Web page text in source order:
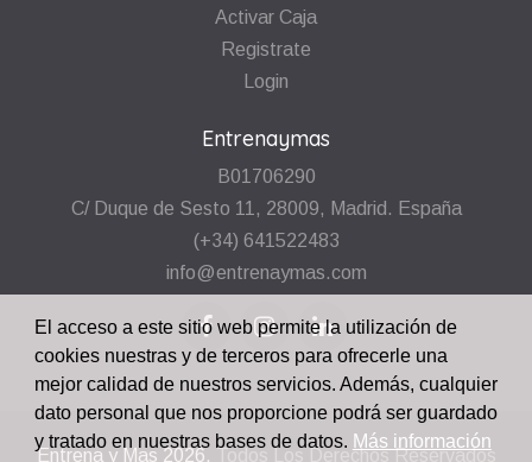
Activar Caja
Registrate
Login
Entrenaymas
B01706290
C/ Duque de Sesto 11, 28009, Madrid. España
(+34) 641522483
info@entrenaymas.com
Entrena y Mas 2026. Todos Los Derechos Reservados
El acceso a este sitio web permite la utilización de
cookies nuestras y de terceros para ofrecerle una
mejor calidad de nuestros servicios. Además, cualquier
dato personal que nos proporcione podrá ser guardado
y tratado en nuestras bases de datos. Más información